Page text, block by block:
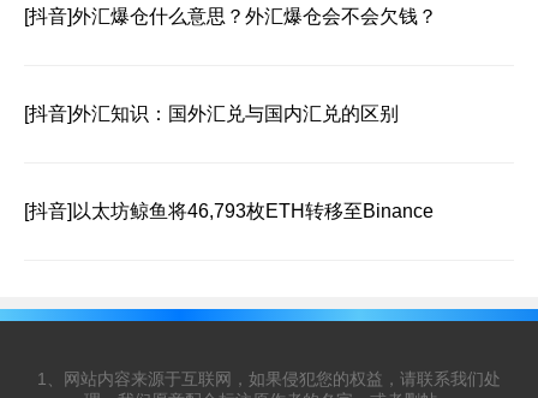
[抖音]外汇爆仓什么意思？外汇爆仓会不会欠钱？
[抖音]外汇知识：国外汇兑与国内汇兑的区别
[抖音] 以太坊鲸鱼将46,793枚ETH转移至Binance
1、网站内容来源于互联网，如果侵犯您的权益，请联系我们处